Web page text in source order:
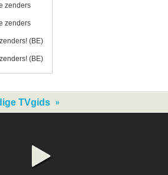
zenders
zenders
(BE)
(BE)
TVgids
06:00 Qmusic